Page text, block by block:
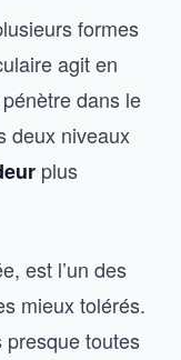
formes
agit en
dans le
deux niveaux
plus
est l’un des
mieux tolérés.
presque toutes